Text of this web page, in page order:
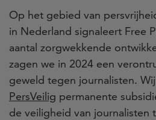
Op het gebied van
in Nederland signaleert Free
aantal zorgwekkende
zagen we in 2024 een
geweld tegen journalisten.
PersVeilig permanente
de veiligheid van journalisten